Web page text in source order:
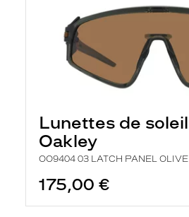
Lunettes de soleil
Oakley
OO9404 03 LATCH PANEL OLIVE
175,00 €